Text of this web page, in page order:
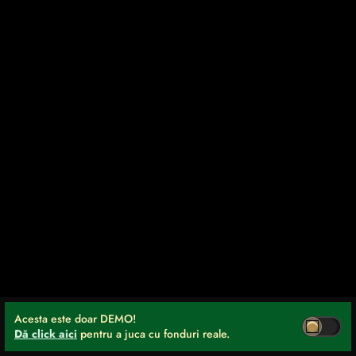
Acesta este doar DEMO!
Dă click aici pentru a juca cu fonduri reale.